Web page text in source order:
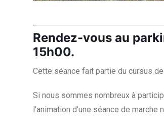
Rendez-vous au
15h00.
Cette séance fait partie du cursus
Si nous sommes nombreux à
l’animation d’une séance de marche